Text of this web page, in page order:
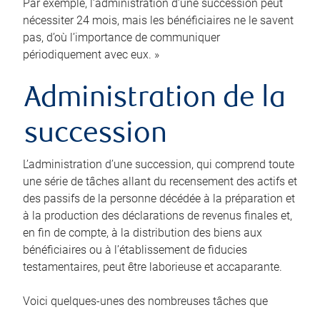
Par exemple, l’administration d’une succession peut
nécessiter 24 mois, mais les bénéficiaires ne le savent
pas, d’où l’importance de communiquer
périodiquement avec eux. »
Administration de la
succession
L’administration d’une succession, qui comprend toute
une série de tâches allant du recensement des actifs et
des passifs de la personne décédée à la préparation et
à la production des déclarations de revenus finales et,
en fin de compte, à la distribution des biens aux
bénéficiaires ou à l’établissement de fiducies
testamentaires, peut être laborieuse et accaparante.
Voici quelques-unes des nombreuses tâches que